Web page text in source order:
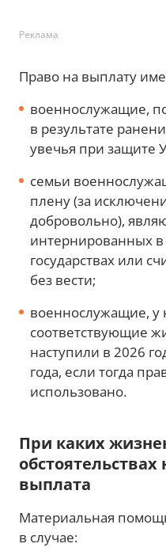
Реклама
Право на выплату
военнослужащие,
в результате
увечья при защите
семьи
плену (за
добровольно),
интернированных
государствах или
без вести;
военнослужащие, у
соответствующие
наступили в 2026
года, если тогда
использовано.
При каких
обстоятельствах
выплата
Материальная
в случае: